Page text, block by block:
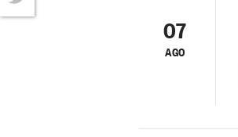
07
AGO
Twitter